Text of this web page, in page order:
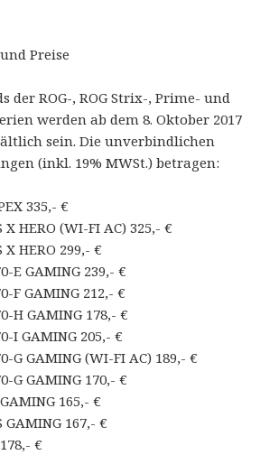
Preise
der ROG-, ROG Strix-, Prime- und
werden ab dem 8. Oktober 2017
sein. Die unverbindlichen
(inkl. 19% MWSt.) betragen:
335,- €
X HERO (WI-FI AC) 325,- €
X HERO 299,- €
E GAMING 239,- €
F GAMING 212,- €
H GAMING 178,- €
I GAMING 205,- €
G GAMING (WI-FI AC) 189,- €
G GAMING 170,- €
165,- €
GAMING 167,- €
€